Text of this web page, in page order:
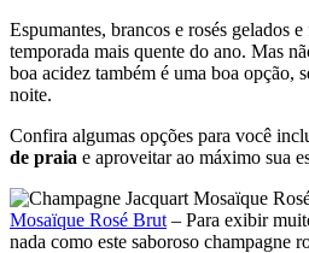
Espumantes, brancos e rosés gelados
temporada mais quente do ano. Mas
boa acidez também é uma boa opção,
noite.
Confira algumas opções para você
de praia e aproveitar ao máximo sua
Mosaïque Rosé Brut – Para exibir
nada como este saboroso champagne